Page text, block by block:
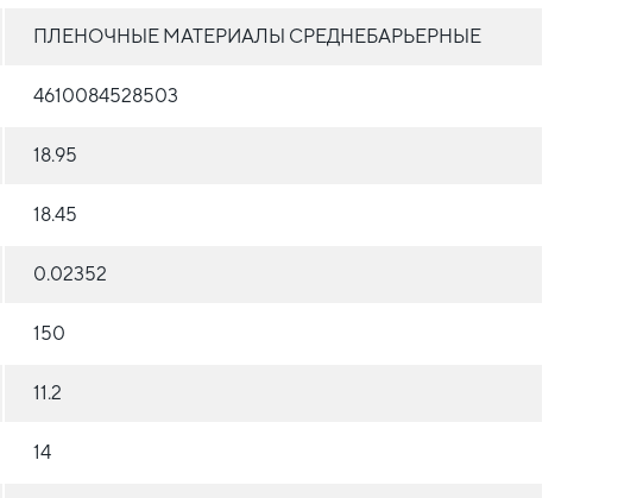
ПЛЕНОЧНЫЕ МАТЕРИАЛЫ СРЕДНЕБАРЬЕРНЫЕ
4610084528503
18.95
18.45
0.02352
150
11.2
14